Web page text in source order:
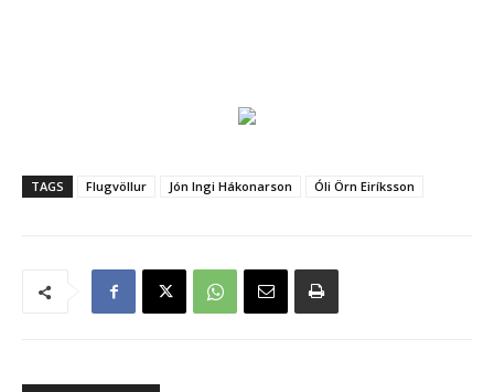
TAGS Flugvöllur Jón Ingi Hákonarson Óli Örn Eiríksson